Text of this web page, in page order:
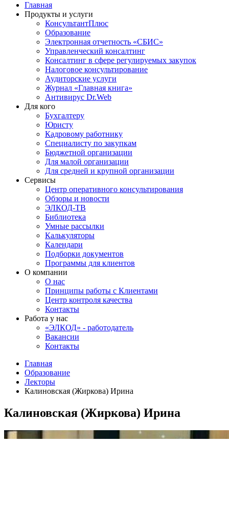
Главная
Продукты и услуги
КонсультантПлюс
Образование
Электронная отчетность «СБИС»
Управленческий консалтинг
Консалтинг в сфере регулируемых закупок
Налоговое консультирование
Аудиторские услуги
Журнал «Главная книга»
Антивирус Dr.Web
Для кого
Бухгалтеру
Юристу
Кадровому работнику
Специалисту по закупкам
Бюджетной организации
Для малой организации
Для средней и крупной организации
Сервисы
Центр оперативного консультирования
Обзоры и новости
ЭЛКОД-ТВ
Библиотека
Умные рассылки
Калькуляторы
Календари
Подборки документов
Программы для клиентов
О компании
О нас
Принципы работы с Клиентами
Центр контроля качества
Контакты
Работа у нас
«ЭЛКОД» - работодатель
Вакансии
Контакты
Главная
Образование
Лекторы
Калиновская (Жиркова) Ирина
Калиновская (Жиркова) Ирина